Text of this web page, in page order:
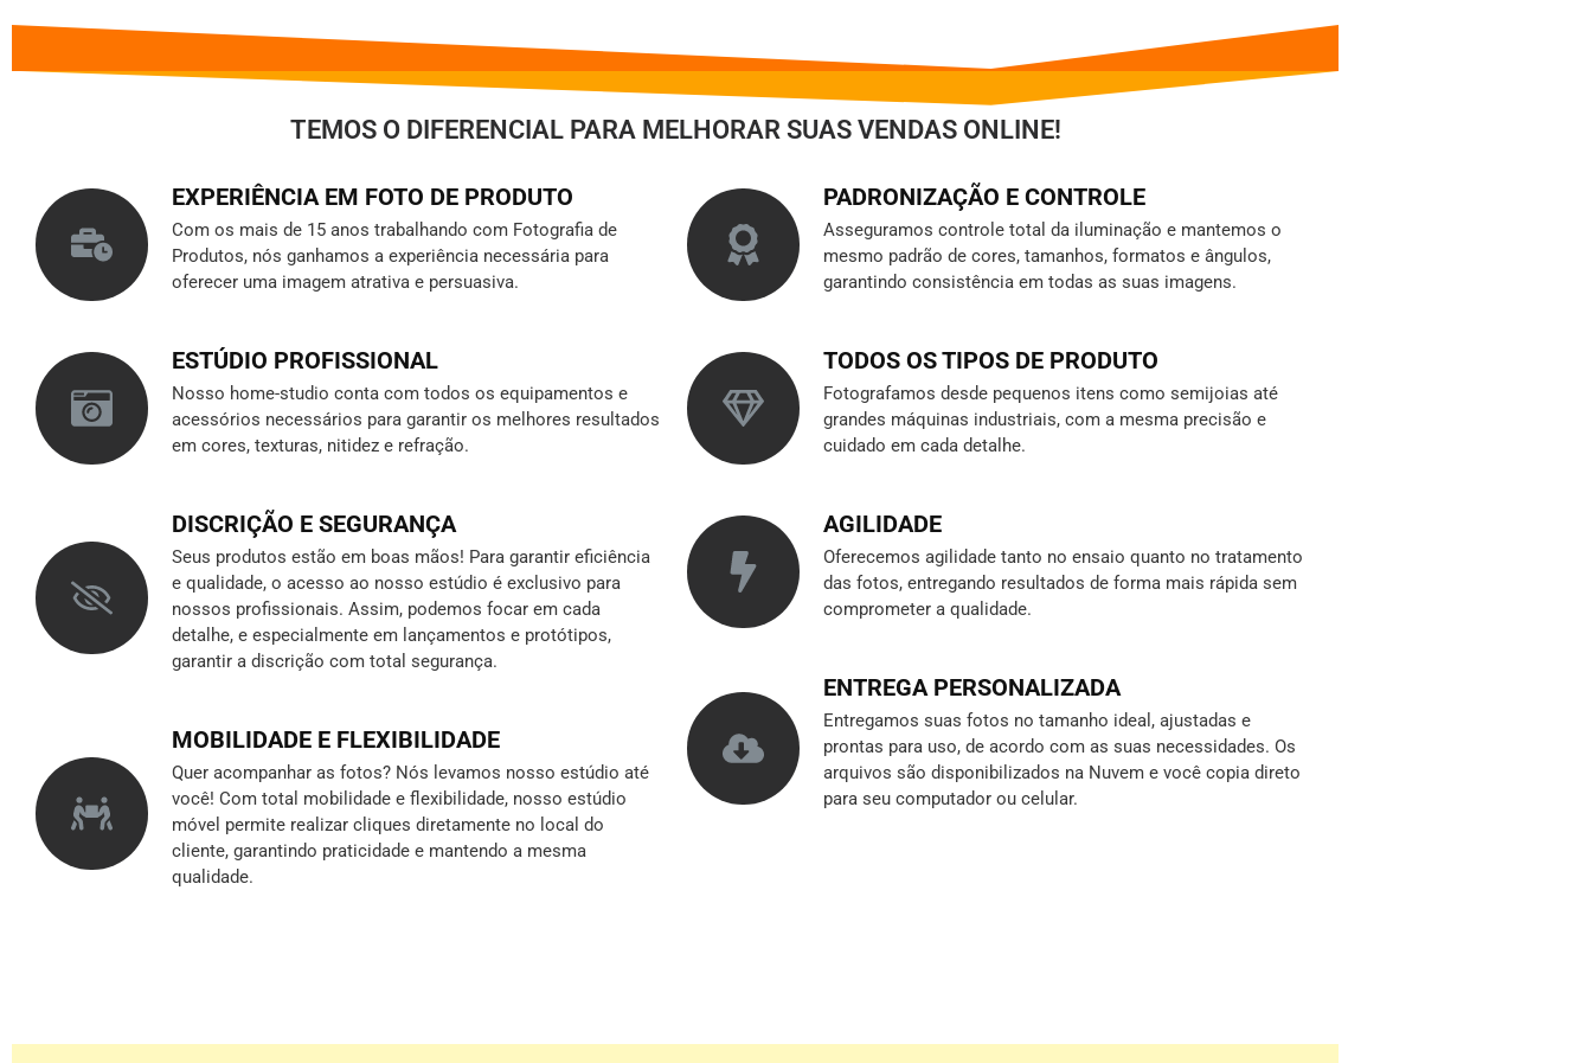
TEMOS O DIFERENCIAL PARA MELHORAR SUAS VENDAS ONLINE!
EXPERIÊNCIA EM FOTO DE PRODUTO
Com os mais de 15 anos trabalhando com Fotografia de
Produtos, nós ganhamos a experiência necessária para
oferecer uma imagem atrativa e persuasiva.
ESTÚDIO PROFISSIONAL
Nosso home-studio conta com todos os equipamentos e
acessórios necessários para garantir os melhores resultados
em cores, texturas, nitidez e refração.
DISCRIÇÃO E SEGURANÇA
Seus produtos estão em boas mãos! Para garantir eficiência
e qualidade, o acesso ao nosso estúdio é exclusivo para
nossos profissionais. Assim, podemos focar em cada
detalhe, e especialmente em lançamentos e protótipos,
garantir a discrição com total segurança.
MOBILIDADE E FLEXIBILIDADE
Quer acompanhar as fotos? Nós levamos nosso estúdio até
você! Com total mobilidade e flexibilidade, nosso estúdio
móvel permite realizar cliques diretamente no local do
cliente, garantindo praticidade e mantendo a mesma
qualidade.
PADRONIZAÇÃO E CONTROLE
Asseguramos controle total da iluminação e mantemos o
mesmo padrão de cores, tamanhos, formatos e ângulos,
garantindo consistência em todas as suas imagens.
TODOS OS TIPOS DE PRODUTO
Fotografamos desde pequenos itens como semijoias até
grandes máquinas industriais, com a mesma precisão e
cuidado em cada detalhe.
AGILIDADE
Oferecemos agilidade tanto no ensaio quanto no tratamento
das fotos, entregando resultados de forma mais rápida sem
comprometer a qualidade.
ENTREGA PERSONALIZADA
Entregamos suas fotos no tamanho ideal, ajustadas e
prontas para uso, de acordo com as suas necessidades. Os
arquivos são disponibilizados na Nuvem e você copia direto
para seu computador ou celular.